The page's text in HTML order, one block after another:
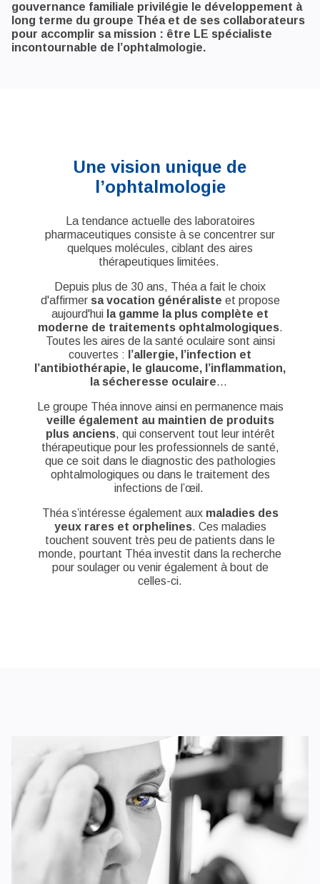
gouvernance familiale privilégie le développement à
long terme du groupe Théa et de ses collaborateurs
pour accomplir sa mission : être LE spécialiste
incontournable de l’ophtalmologie.
Une vision unique de
l’ophtalmologie
La tendance actuelle des laboratoires
pharmaceutiques consiste à se concentrer sur
quelques molécules, ciblant des aires
thérapeutiques limitées.
Depuis plus de 30 ans, Théa a fait le choix
d'affirmer sa vocation généraliste et propose
aujourd'hui la gamme la plus complète et
moderne de traitements ophtalmologiques.
Toutes les aires de la santé oculaire sont ainsi
couvertes : l’allergie, l’infection et
l’antibiothérapie, le glaucome, l’inflammation,
la sécheresse oculaire…
Le groupe Théa innove ainsi en permanence mais
veille également au maintien de produits
plus anciens, qui conservent tout leur intérêt
thérapeutique pour les professionnels de santé,
que ce soit dans le diagnostic des pathologies
ophtalmologiques ou dans le traitement des
infections de l’œil.
Théa s’intéresse également aux maladies des
yeux rares et orphelines. Ces maladies
touchent souvent très peu de patients dans le
monde, pourtant Théa investit dans la recherche
pour soulager ou venir également à bout de
celles-ci.